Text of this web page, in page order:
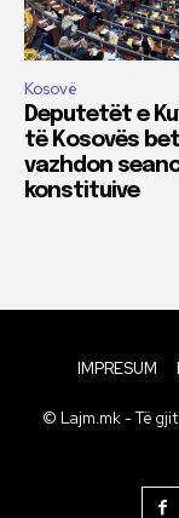
Kosovë
Deputetët e
të Kosovës
vazhdon
konstituive
IMPRESUM
© Lajm.mk - Të